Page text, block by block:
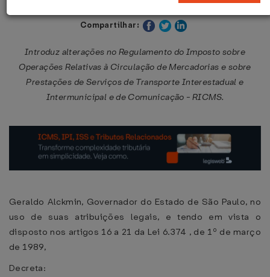
Publicado no DOE - SP em 1 ago 2017
Compartilhar:
Introduz alterações no Regulamento do Imposto sobre
Operações Relativas à Circulação de Mercadorias e sobre
Prestações de Serviços de Transporte Interestadual e
Intermunicipal e de Comunicação - RICMS.
Geraldo Alckmin, Governador do Estado de São Paulo, no
uso de suas atribuições legais, e tendo em vista o
disposto nos artigos 16 a 21 da Lei 6.374 , de 1º de março
de 1989,
Decreta: